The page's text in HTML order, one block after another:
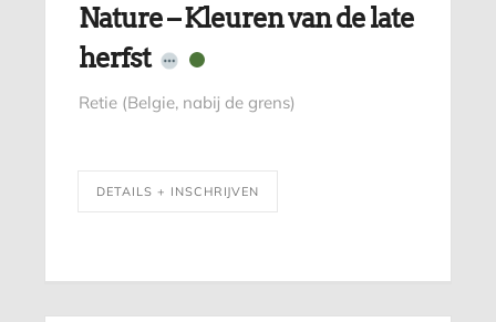
Nature – Kleuren van de late
herfst
Retie (Belgie, nabij de grens)
DETAILS + INSCHRIJVEN